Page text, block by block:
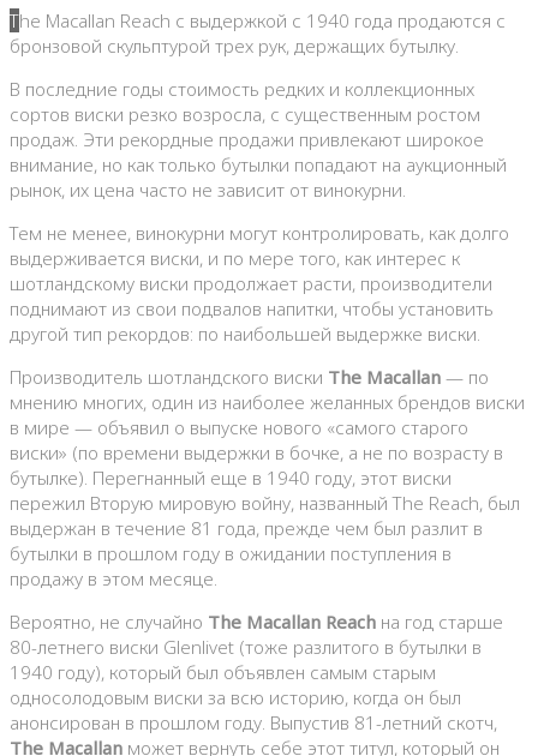
The Macallan Reach с выдержкой с 1940 года продаются с
бронзовой скульптурой трех рук, держащих бутылку.
В последние годы стоимость редких и коллекционных
сортов виски резко возросла, с существенным ростом
продаж. Эти рекордные продажи привлекают широкое
внимание, но как только бутылки попадают на аукционный
рынок, их цена часто не зависит от винокурни.
Тем не менее, винокурни могут контролировать, как долго
выдерживается виски, и по мере того, как интерес к
шотландскому виски продолжает расти, производители
поднимают из свои подвалов напитки, чтобы установить
другой тип рекордов: по наибольшей выдержке виски.
Производитель шотландского виски The Macallan — по
мнению многих, один из наиболее желанных брендов виски
в мире — объявил о выпуске нового «самого старого
виски» (по времени выдержки в бочке, а не по возрасту в
бутылке). Перегнанный еще в 1940 году, этот виски
пережил Вторую мировую войну, названный The Reach, был
выдержан в течение 81 года, прежде чем был разлит в
бутылки в прошлом году в ожидании поступления в
продажу в этом месяце.
Вероятно, не случайно The Macallan Reach на год старше
80-летнего виски Glenlivet (тоже разлитого в бутылки в
1940 году), который был объявлен самым старым
односолодовым виски за всю историю, когда он был
анонсирован в прошлом году. Выпустив 81-летний скотч,
The Macallan может вернуть себе этот титул, который он